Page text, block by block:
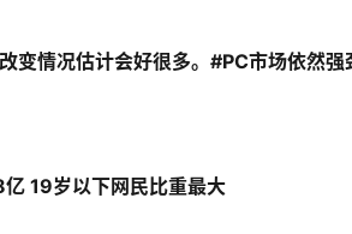
变情况估计会好很多。#PC市场依然强
19岁以下网民比重最大